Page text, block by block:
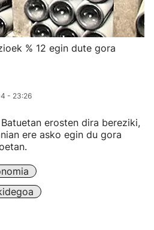
% 12 egin dute gora
- 23:26
erosten dira bereziki,
ere asko egin du gora